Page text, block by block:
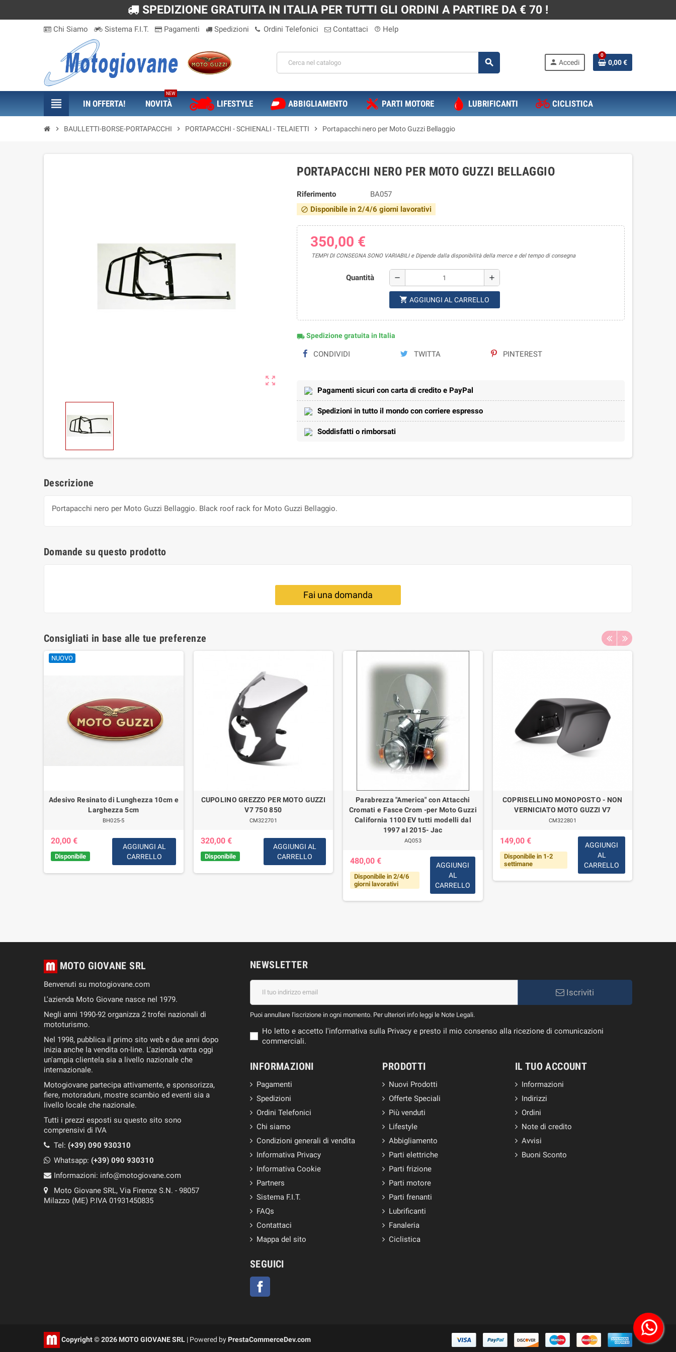
SPEDIZIONE GRATUITA IN ITALIA PER TUTTI GLI ORDINI A PARTIRE DA € 70 !
Chi Siamo Sistema F.I.T. Pagamenti Spedizioni Ordini Telefonici Contattaci help_outline Help
search person Accedi
0
0,00 €
view_headline IN OFFERTA! NOVITÀ
NEW
LIFESTYLE ABBIGLIAMENTO PARTI MOTORE LUBRIFICANTI CICLISTICA
chevron_right BAULLETTI-BORSE-PORTAPACCHI chevron_right PORTAPACCHI - SCHIENALI - TELAIETTI chevron_right Portapacchi nero per Moto Guzzi Bellaggio
zoom_out_map
PORTAPACCHI NERO PER MOTO GUZZI BELLAGGIO
Riferimento BA057
block Disponibile in 2/4/6 giorni lavorativi
350,00 €
TEMPI DI CONSEGNA SONO VARIABILI e Dipende dalla disponibilità della merce e del tempo di consegna
Quantità remove add
shopping_cart AGGIUNGI AL CARRELLO
local_shippingSpedizione gratuita in Italia
CONDIVIDI TWITTA PINTEREST
Pagamenti sicuri con carta di credito e PayPal
Spedizioni in tutto il mondo con corriere espresso
Soddisfatti o rimborsati
Descrizione
Portapacchi nero per Moto Guzzi Bellaggio. Black roof rack for Moto Guzzi Bellaggio.
Domande su questo prodotto
Fai una domanda
Consigliati in base alle tue preferenze
NUOVO
Adesivo Resinato di Lunghezza 10cm e
Larghezza 5cm
BH025-5
20,00 €
Disponibile
AGGIUNGI AL
CARRELLO
CUPOLINO GREZZO PER MOTO GUZZI
V7 750 850
CM322701
320,00 €
Disponibile
AGGIUNGI AL
CARRELLO
Parabrezza "America" con Attacchi
Cromati e Fasce Crom -per Moto Guzzi
California 1100 EV tutti modelli dal
1997 al 2015- Jac
AQ053
480,00 €
Disponibile in 2/4/6
giorni lavorativi
AGGIUNGI
AL
CARRELLO
COPRISELLINO MONOPOSTO - NON
VERNICIATO MOTO GUZZI V7
CM322801
149,00 €
Disponibile in 1-2
settimane
AGGIUNGI
AL
CARRELLO
MOTO GIOVANE SRL
Benvenuti su motogiovane.com
L'azienda Moto Giovane nasce nel 1979.
Negli anni 1990-92 organizza 2 trofei nazionali di
mototurismo.
Nel 1998, pubblica il primo sito web e due anni dopo
inizia anche la vendita on-line. L'azienda vanta oggi
un'ampia clientela sia a livello nazionale che
internazionale.
Motogiovane partecipa attivamente, e sponsorizza,
fiere, motoraduni, mostre scambio ed eventi sia a
livello locale che nazionale.
Tutti i prezzi esposti su questo sito sono
comprensivi di IVA
Tel: (+39) 090 930310
Whatsapp: (+39) 090 930310
Informazioni: info@motogiovane.com
Moto Giovane SRL, Via Firenze S.N. - 98057
Milazzo (ME) P.IVA 01931450835
NEWSLETTER
Iscriviti
Puoi annullare l'iscrizione in ogni momento. Per ulteriori info leggi le Note Legali.
Ho letto e accetto l'informativa sulla Privacy e presto il mio consenso alla ricezione di comunicazioni
commerciali.
INFORMAZIONI
Pagamenti
Spedizioni
Ordini Telefonici
Chi siamo
Condizioni generali di vendita
Informativa Privacy
Informativa Cookie
Partners
Sistema F.I.T.
FAQs
Contattaci
Mappa del sito
PRODOTTI
Nuovi Prodotti
Offerte Speciali
Più venduti
Lifestyle
Abbigliamento
Parti elettriche
Parti frizione
Parti motore
Parti frenanti
Lubrificanti
Fanaleria
Ciclistica
IL TUO ACCOUNT
Informazioni
Indirizzi
Ordini
Note di credito
Avvisi
Buoni Sconto
SEGUICI
Copyright © 2026 MOTO GIOVANE SRL | Powered by PrestaCommerceDev.com